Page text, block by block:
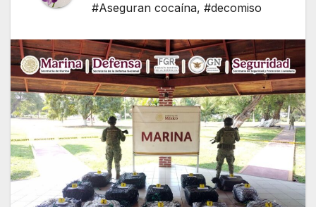
#Aseguran cocaína, #decomiso